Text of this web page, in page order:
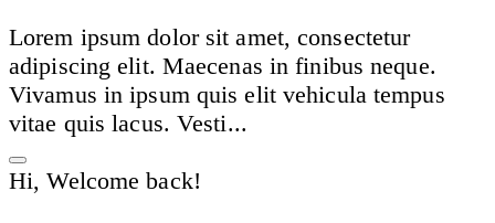
Lorem ipsum dolor sit amet, consectetur
adipiscing elit. Maecenas in finibus neque.
Vivamus in ipsum quis elit vehicula tempus
vitae quis lacus. Vesti...
Hi, Welcome back!